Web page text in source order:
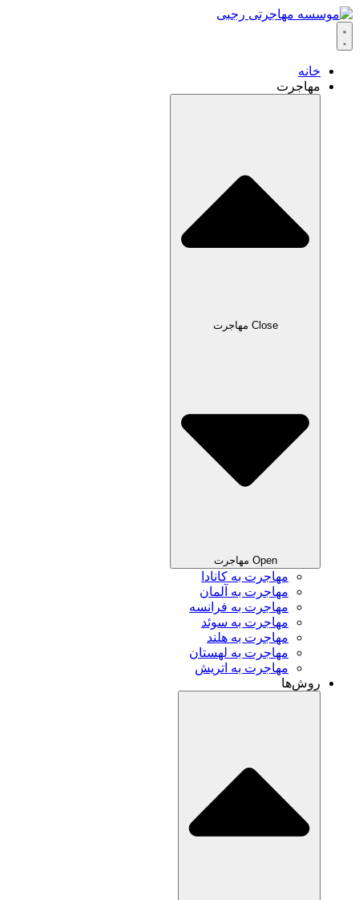
خانه
مهاجرت
Close مهاجرت
Open مهاجرت
مهاجرت به کانادا
مهاجرت به آلمان
مهاجرت به فرانسه
مهاجرت به سوئد
مهاجرت به هلند
مهاجرت به لهستان
مهاجرت به اتریش
روش‌ها